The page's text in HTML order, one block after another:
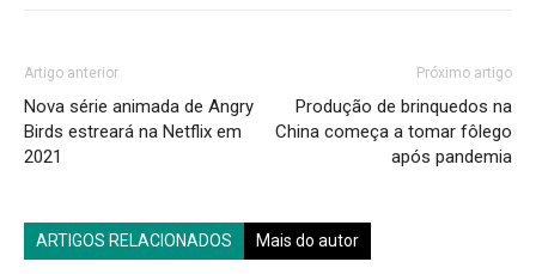
Artigo anterior
Nova série animada de Angry
Birds estreará na Netflix em
2021
Próximo artigo
Produção de brinquedos na
China começa a tomar fôlego
após pandemia
ARTIGOS RELACIONADOS Mais do autor